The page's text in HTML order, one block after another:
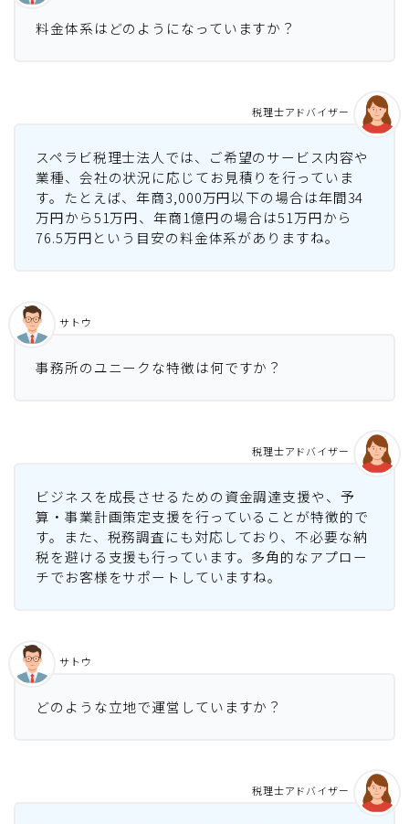
料金体系はどのようになっていますか？
スペラビ税理士法人では、ご希望のサービス内容や
業種、会社の状況に応じてお見積りを行っていま
す。たとえば、年商3,000万円以下の場合は年間34
万円から51万円、年商1億円の場合は51万円から
76.5万円という目安の料金体系がありますね。
税理士アドバイザー
事務所のユニークな特徴は何ですか？
サトウ
ビジネスを成長させるための資金調達支援や、予
算・事業計画策定支援を行っていることが特徴的で
す。また、税務調査にも対応しており、不必要な納
税を避ける支援も行っています。多角的なアプロー
チでお客様をサポートしていますね。
税理士アドバイザー
どのような立地で運営していますか？
サトウ
税理士アドバイザー